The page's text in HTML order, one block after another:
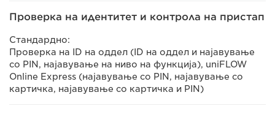
Проверка на идентитет и контрола на пристап
Стандардно:
Проверка на ID на оддел (ID на оддел и најавување
со PIN, најавување на ниво на функција), uniFLOW
Online Express (најавување со PIN, најавување со
картичка, најавување со картичка и PIN)